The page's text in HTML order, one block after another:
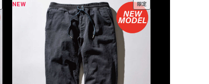
NEW 限定